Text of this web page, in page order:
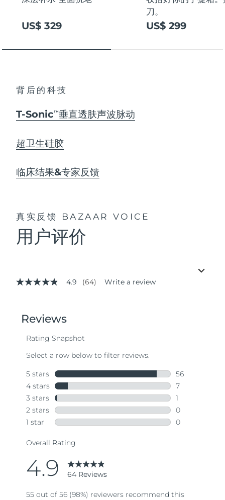
US$ 329
刀。
US$ 299
背后的科技
T-SonicTM 垂直透肤声波脉动
超卫生硅胶
临床结果&专家反馈
真实反馈 BAZAAR VOICE
用户评价
4.9
stars,
average
value.
Same
page
link.
4.9 (64) Write a review